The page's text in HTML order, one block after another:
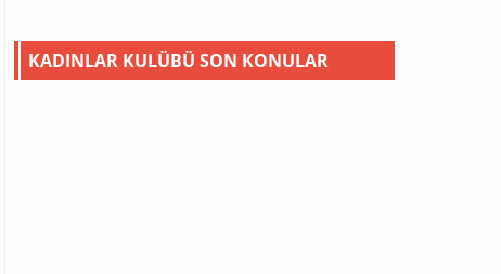
KADINLAR KULÜBÜ SON KONULAR